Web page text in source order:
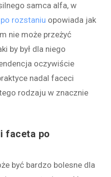
samca alfa, w
rozstaniu opowiada jak
nie może przeżyć
by był dla niego
oczywiście
nadal faceci
rodzaju w znacznie
faceta po
że być bardzo bolesne dla